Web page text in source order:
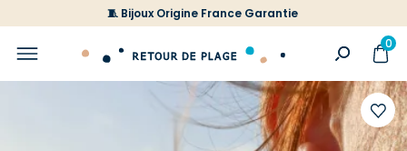
🧵 Bijoux Origine France Garantie
0